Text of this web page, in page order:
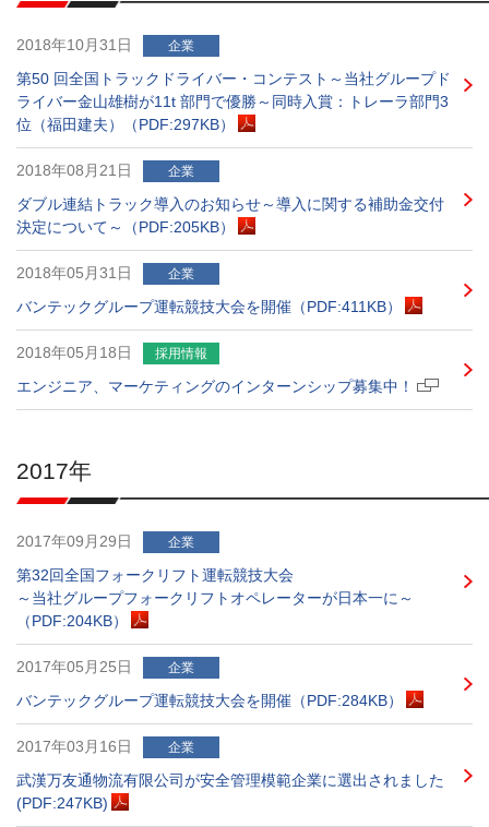
2018年10月31日 企業
第50 回全国トラックドライバー・コンテスト～当社グループド
ライバー金山雄樹が11t 部門で優勝～同時入賞：トレーラ部門3
位（福田建夫）（PDF:297KB）
2018年08月21日 企業
ダブル連結トラック導入のお知らせ～導入に関する補助金交付
決定について～（PDF:205KB）
2018年05月31日 企業
バンテックグループ運転競技大会を開催（PDF:411KB）
2018年05月18日 採用情報
エンジニア、マーケティングのインターンシップ募集中！
2017年
2017年09月29日 企業
第32回全国フォークリフト運転競技大会
～当社グループフォークリフトオペレーターが日本一に～
（PDF:204KB）
2017年05月25日 企業
バンテックグループ運転競技大会を開催（PDF:284KB）
2017年03月16日 企業
武漢万友通物流有限公司が安全管理模範企業に選出されました
(PDF:247KB)